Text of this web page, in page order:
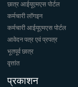
छात्र आईयूएमएस पोर्टल
कर्मचारी लॉगइन
कर्मचारी आईयूएमएस पोर्टल
आवेदन पत्र एवं प्रपत्र
भूतपूर्व छात्र
वृत्तांत
प्रकाशन